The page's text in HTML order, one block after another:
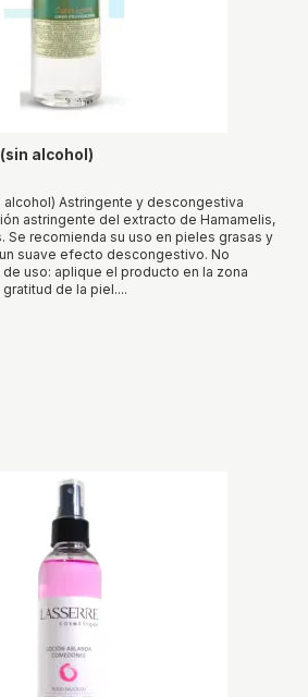
alcohol)
alcohol) Astringente y descongestiva
astringente del extracto de Hamamelis,
Se recomienda su uso en pieles grasas y
suave efecto descongestivo. No
uso: aplique el producto en la zona
de la piel....